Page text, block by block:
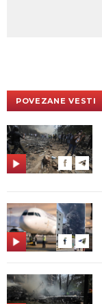
POVEZANE VESTI